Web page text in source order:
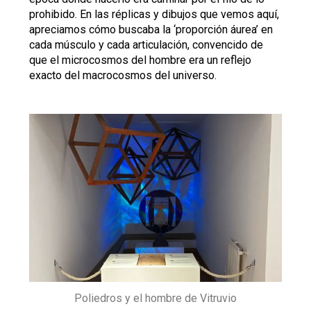
prohibido. En las réplicas y dibujos que vemos aquí,
apreciamos cómo buscaba la ‘proporción áurea’ en
cada músculo y cada articulación, convencido de
que el microcosmos del hombre era un reflejo
exacto del macrocosmos del universo.
Poliedros y el hombre de Vitruvio